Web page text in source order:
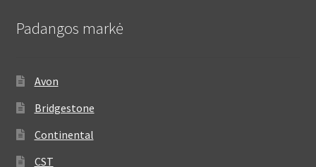
Padangos markė
Avon
Bridgestone
Continental
CST